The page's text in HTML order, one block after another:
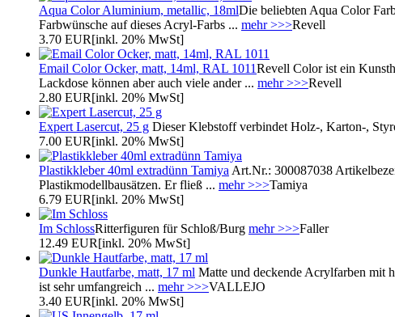
Aqua Color Aluminium, metallic, 18mlDie beliebten Aqua Color
Farbwünsche auf dieses Acryl-Farbs ... mehr >>>Revell
3.70 EUR[inkl. 20% MwSt]
Email Color Ocker, matt, 14ml, RAL 1011Revell Color ist ein
Lackdose können aber auch viele ander ... mehr >>>Revell
2.80 EUR[inkl. 20% MwSt]
Expert Lasercut, 25 g Dieser Klebstoff verbindet Holz-, Karton-,
7.00 EUR[inkl. 20% MwSt]
Plastikkleber 40ml extradünn Tamiya Art.Nr.: 300087038
Plastikmodellbausätzen. Er fließ ... mehr >>>Tamiya
6.79 EUR[inkl. 20% MwSt]
Im SchlossRitterfiguren für Schloß/Burg mehr >>>Faller
12.49 EUR[inkl. 20% MwSt]
Dunkle Hautfarbe, matt, 17 ml Matte und deckende Acrylfarben mit
ist sehr umfangreich ... mehr >>>VALLEJO
3.40 EUR[inkl. 20% MwSt]